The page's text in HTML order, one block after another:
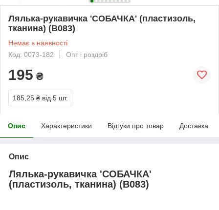
Лялька-рукавичка 'СОБАЧКА' (пластизоль,
тканина) (В083)
Немає в наявності
Код: 0073-182
Опт і роздріб
195 ₴
185,25 ₴ від 5 шт.
Опис Характеристики Відгуки про товар Доставка
Опис
Лялька-рукавичка 'СОБАЧКА'
(пластизоль, тканина) (В083)